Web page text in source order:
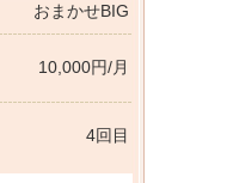
おまかせBIG
10,000円/月
4回目